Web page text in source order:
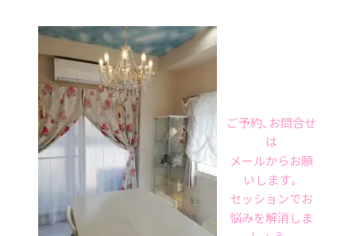
ご予約、お問合せ
は
メールからお願
いします。
セッションでお
悩みを解消しま